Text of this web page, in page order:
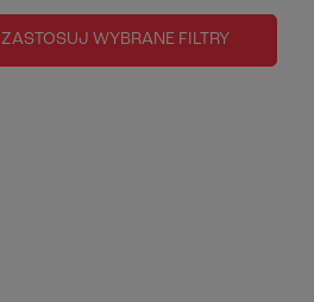
ZASTOSUJ WYBRANE FILTRY